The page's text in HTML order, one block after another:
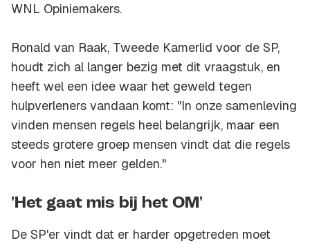
WNL Opiniemakers.
Ronald van Raak, Tweede Kamerlid voor de SP,
houdt zich al langer bezig met dit vraagstuk, en
heeft wel een idee waar het geweld tegen
hulpverleners vandaan komt: "In onze samenleving
vinden mensen regels heel belangrijk, maar een
steeds grotere groep mensen vindt dat die regels
voor hen niet meer gelden."
'Het gaat mis bij het OM'
De SP'er vindt dat er harder opgetreden moet